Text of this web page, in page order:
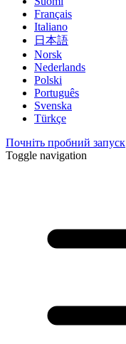
Français
Italiano
日本語
Norsk
Nederlands
Polski
Português
Svenska
Türkçe
Почніть пробний запуск
Toggle navigation